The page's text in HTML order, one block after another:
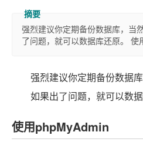
强烈建议你定期备份数据库，当
了问题，就可以数据库还原。
强烈建议你定期备份数据
如果出了问题，就可以数据
使用phpMyAdmin